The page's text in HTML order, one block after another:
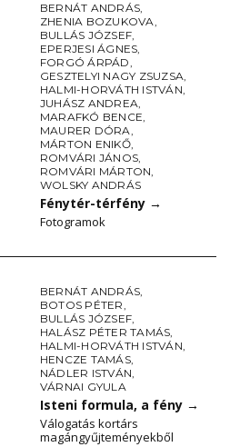
BERNÁT ANDRÁS,
ZHENIA BOZUKOVA,
BULLÁS JÓZSEF,
EPERJESI ÁGNES,
FORGÓ ÁRPÁD,
GESZTELYI NAGY ZSUZSA,
HALMI-HORVÁTH ISTVÁN,
JUHÁSZ ANDREA,
MARAFKÓ BENCE,
MAURER DÓRA,
MÁRTON ENIKŐ,
ROMVÁRI JÁNOS,
ROMVÁRI MÁRTON,
WOLSKY ANDRÁS
Fénytér-térfény →
Fotogramok
BERNÁT ANDRÁS,
BOTOS PÉTER,
BULLÁS JÓZSEF,
HALÁSZ PÉTER TAMÁS,
HALMI-HORVÁTH ISTVÁN,
HENCZE TAMÁS,
NÁDLER ISTVÁN,
VÁRNAI GYULA
Isteni formula, a fény →
Válogatás kortárs
magángyűjteményekből